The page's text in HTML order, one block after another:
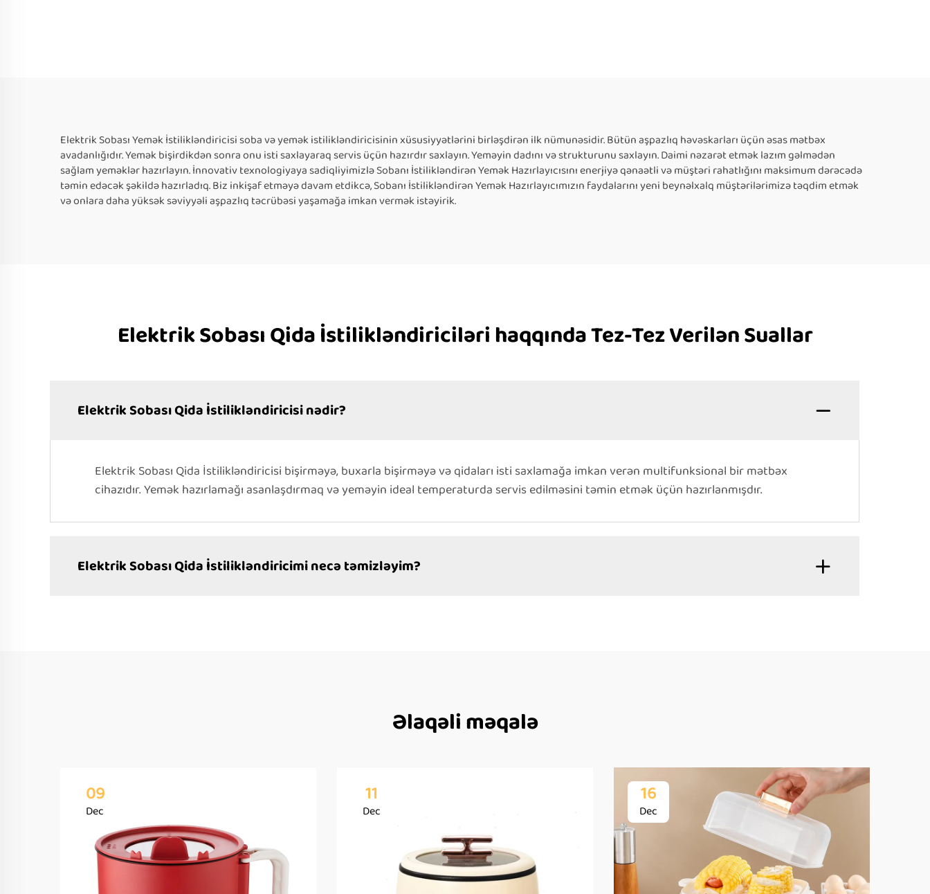
Elektrik Sobası Yemək İstilikləndiricisi soba və yemək istilikləndiricisinin xüsusiyyətlərini birləşdirən ilk nümunəsidir. Bütün aşpazlıq həvəskarları üçün əsas mətbəx
avadanlığıdır. Yemək bişirdikdən sonra onu isti saxlayaraq servis üçün hazırdır saxlayın. Yeməyin dadını və strukturunu saxlayın. Daimi nəzarət etmək lazım gəlmədən
sağlam yeməklər hazırlayın. İnnovativ texnologiyaya sadiqliyimizlə Sobanı İstilikləndirən Yemək Hazırlayıcısını enerjiyə qənaətli və müştəri rahatlığını maksimum dərəcədə
təmin edəcək şəkildə hazırladıq. Biz inkişaf etməyə davam etdikcə, Sobanı İstilikləndirən Yemək Hazırlayıcımızın faydalarını yeni beynəlxalq müştərilərimizə təqdim etmək
və onlara daha yüksək səviyyəli aşpazlıq təcrübəsi yaşamağa imkan vermək istəyirik.
Elektrik Sobası Qida İstilikləndiriciləri haqqında Tez-Tez Verilən Suallar
Elektrik Sobası Qida İstilikləndiricisi nədir?
Elektrik Sobası Qida İstilikləndiricisi bişirməyə, buxarla bişirməyə və qidaları isti saxlamağa imkan verən multifunksional bir mətbəx
cihazıdır. Yemək hazırlamağı asanlaşdırmaq və yeməyin ideal temperaturda servis edilməsini təmin etmək üçün hazırlanmışdır.
Elektrik Sobası Qida İstilikləndiricimi necə təmizləyim?
Əlaqəli məqalə
09
Dec
11
Dec
16
Dec